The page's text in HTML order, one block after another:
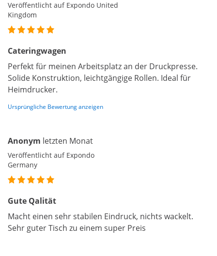
Veröffentlicht auf Expondo United
Kingdom
Cateringwagen
Perfekt für meinen Arbeitsplatz an der Druckpresse.
Solide Konstruktion, leichtgängige Rollen. Ideal für
Heimdrucker.
Ursprüngliche Bewertung anzeigen
Anonym letzten Monat
Veröffentlicht auf Expondo
Germany
Gute Qalität
Macht einen sehr stabilen Eindruck, nichts wackelt.
Sehr guter Tisch zu einem super Preis